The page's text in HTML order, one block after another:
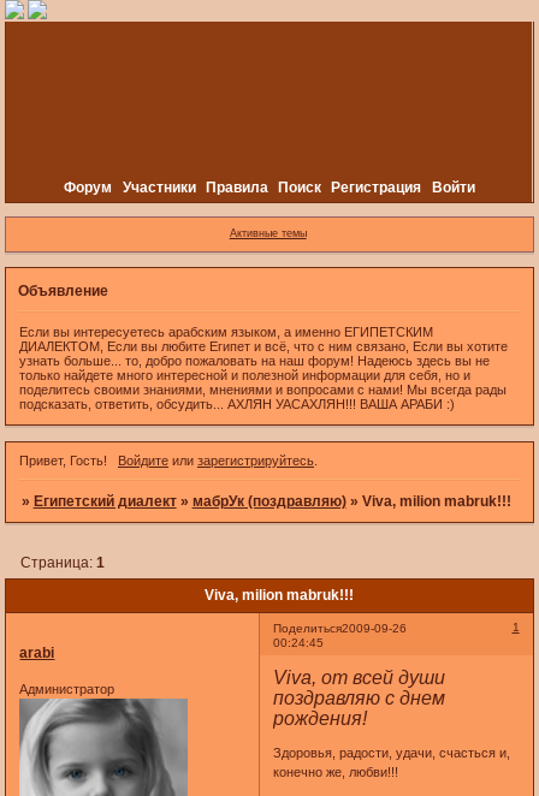
Форум Участники Правила Поиск Регистрация Войти
Активные темы
Объявление
Если вы интересуетесь арабским языком, а именно ЕГИПЕТСКИМ
ДИАЛЕКТОМ, Если вы любите Египет и всё, что с ним связано, Если вы хотите
узнать больше... то, добро пожаловать на наш форум! Надеюсь здесь вы не
только найдете много интересной и полезной информации для себя, но и
поделитесь своими знаниями, мнениями и вопросами с нами! Мы всегда рады
подсказать, ответить, обсудить... АХЛЯН УАСАХЛЯН!!! ВАША АРАБИ :)
Привет, Гость! Войдитеили зарегистрируйтесь.
» Египетский диалект » мабрУк (поздравляю) » Viva, milion mabruk!!!
Viva, milion mabruk!!!
Страница: 1
Поделиться 1
2009-09-26
00:24:45
arabi
Администратор
Viva, от всей души
поздравляю с днем
рождения!
Здоровья, радости, удачи, счасться и,
конечно же, любви!!!